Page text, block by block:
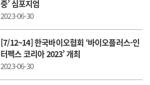
중’ 심포지엄
2023-06-30
[7/12~14] 한국바이오협회 ‘바이오플러스-인
터펙스 코리아 2023’ 개최
2023-06-30